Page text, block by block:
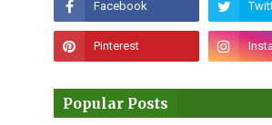
Popular Posts